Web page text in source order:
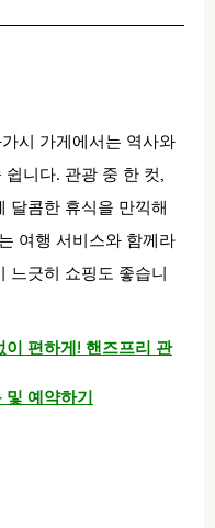
시 가게에서는 역사와
니다. 관광 중 한 컷,
달콤한 휴식을 만끽해
여행 서비스와 함께라
느긋히 쇼핑도 좋습니
이 편하게! 핸즈프리 관
및 예약하기